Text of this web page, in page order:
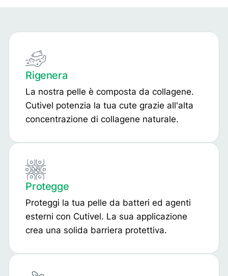
Rigenera
La nostra pelle è composta da collagene.
Cutivel potenzia la tua cute grazie all'alta
concentrazione di collagene naturale.
Protegge
Proteggi la tua pelle da batteri ed agenti
esterni con Cutivel. La sua applicazione
crea una solida barriera protettiva.